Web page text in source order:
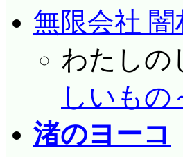
無限会社 闇
わたしの
しいもの
渚のヨーコ